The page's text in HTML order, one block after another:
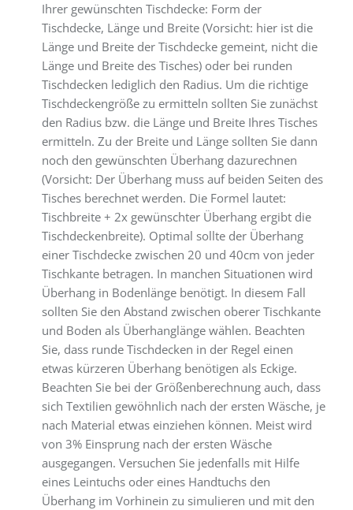
Ihrer gewünschten Tischdecke: Form der
Tischdecke, Länge und Breite (Vorsicht: hier ist die
Länge und Breite der Tischdecke gemeint, nicht die
Länge und Breite des Tisches) oder bei runden
Tischdecken lediglich den Radius. Um die richtige
Tischdeckengröße zu ermitteln sollten Sie zunächst
den Radius bzw. die Länge und Breite Ihres Tisches
ermitteln. Zu der Breite und Länge sollten Sie dann
noch den gewünschten Überhang dazurechnen
(Vorsicht: Der Überhang muss auf beiden Seiten des
Tisches berechnet werden. Die Formel lautet:
Tischbreite + 2x gewünschter Überhang ergibt die
Tischdeckenbreite). Optimal sollte der Überhang
einer Tischdecke zwischen 20 und 40cm von jeder
Tischkante betragen. In manchen Situationen wird
Überhang in Bodenlänge benötigt. In diesem Fall
sollten Sie den Abstand zwischen oberer Tischkante
und Boden als Überhanglänge wählen. Beachten
Sie, dass runde Tischdecken in der Regel einen
etwas kürzeren Überhang benötigen als Eckige.
Beachten Sie bei der Größenberechnung auch, dass
sich Textilien gewöhnlich nach der ersten Wäsche, je
nach Material etwas einziehen können. Meist wird
von 3% Einsprung nach der ersten Wäsche
ausgegangen. Versuchen Sie jedenfalls mit Hilfe
eines Leintuchs oder eines Handtuchs den
Überhang im Vorhinein zu simulieren und mit den